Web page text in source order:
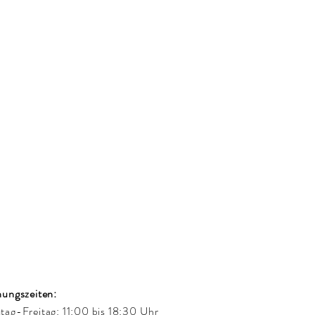
Freitag: 11:00 bis 18:30 Uhr